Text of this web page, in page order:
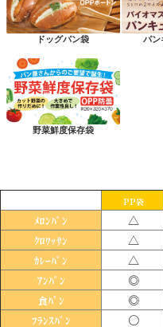
ドッグパン袋 パン
野菜鮮度保存袋
PP袋
ﾒﾛﾝﾊﾟﾝ △
ｸﾛﾜｯｻﾝ △
ｶﾚｰﾊﾟﾝ △
ｱﾝﾊﾟﾝ ◎
食ﾊﾟﾝ ◎
ﾌﾗﾝｽﾊﾟﾝ 〇